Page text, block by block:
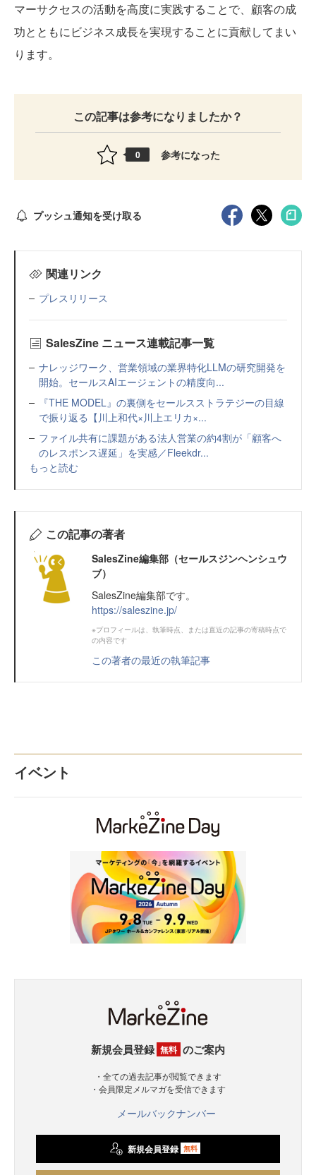
マーサクセスの活動を高度に実践することで、顧客の成
功とともにビジネス成長を実現することに貢献してまい
ります。
この記事は参考になりましたか？
0 参考になった
プッシュ通知を受け取る
関連リンク
プレスリリース
SalesZine ニュース連載記事一覧
ナレッジワーク、営業領域の業界特化LLMの研究開発を
開始。セールスAIエージェントの精度向...
『THE MODEL』の裏側をセールスストラテジーの目線
で振り返る【川上和代×川上エリカ×...
ファイル共有に課題がある法人営業の約4割が「顧客へ
のレスポンス遅延」を実感／Fleekdr...
もっと読む
この記事の著者
SalesZine編集部（セールスジンヘンシュウ
ブ）
SalesZine編集部です。
https://saleszine.jp/
※プロフィールは、執筆時点、または直近の記事の寄稿時点で
の内容です
この著者の最近の執筆記事
イベント
新規会員登録 無料 のご案内
・全ての過去記事が閲覧できます
・会員限定メルマガを受信できます
メールバックナンバー
新規会員登録 無料